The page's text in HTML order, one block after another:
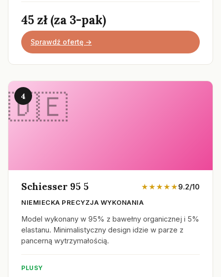
45 zł (za 3-pak)
Sprawdź ofertę →
4
Schiesser 95 5 ★★★★★9.2/10
NIEMIECKA PRECYZJA WYKONANIA
Model wykonany w 95% z bawełny organicznej i 5%
elastanu. Minimalistyczny design idzie w parze z
pancerną wytrzymałością.
PLUSY